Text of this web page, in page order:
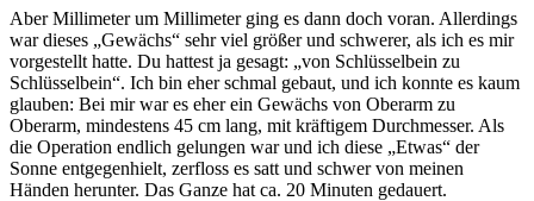
Aber Millimeter um Millimeter ging es dann doch voran. Allerdings
war dieses „Gewächs“ sehr viel größer und schwerer, als ich es mir
vorgestellt hatte. Du hattest ja gesagt: „von Schlüsselbein zu
Schlüsselbein“. Ich bin eher schmal gebaut, und ich konnte es kaum
glauben: Bei mir war es eher ein Gewächs von Oberarm zu
Oberarm, mindestens 45 cm lang, mit kräftigem Durchmesser. Als
die Operation endlich gelungen war und ich diese „Etwas“ der
Sonne entgegenhielt, zerfloss es satt und schwer von meinen
Händen herunter. Das Ganze hat ca. 20 Minuten gedauert.